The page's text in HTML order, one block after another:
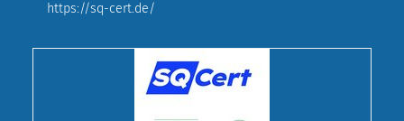
https://sq-cert.de/